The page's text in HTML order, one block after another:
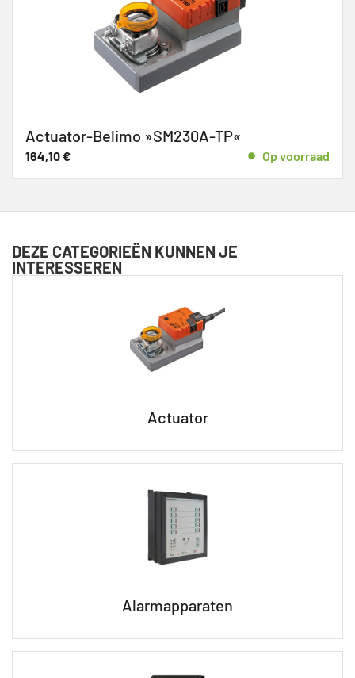
Actuator-Belimo »SM230A-TP«
164,10€ Op voorraad
DEZE CATEGORIEËN KUNNEN JE
INTERESSEREN
Actuator
Alarmapparaten